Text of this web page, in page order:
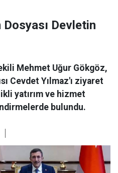
Dosyası Devletin
Mehmet Uğur Gökgöz,
Cevdet Yılmaz'ı ziyaret
yatırım ve hizmet
bulundu.